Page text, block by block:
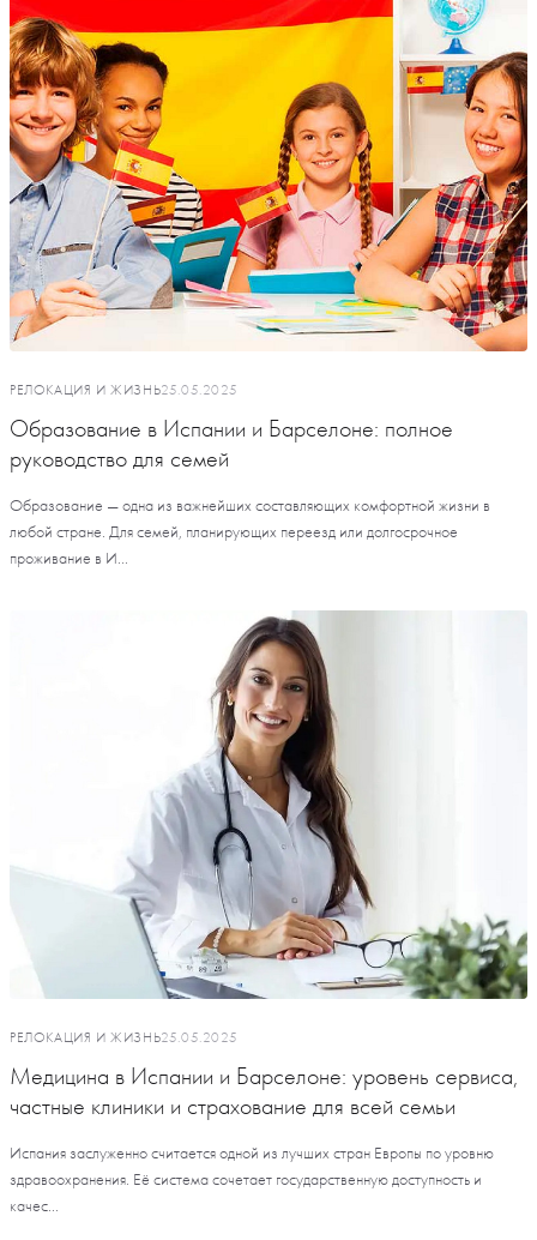
РЕЛОКАЦИЯ И ЖИЗНЬ25.05.2025
Образование в Испании и Барселоне: полное
руководство для семей
Образование — одна из важнейших составляющих комфортной жизни в
любой стране. Для семей, планирующих переезд или долгосрочное
проживание в И...
РЕЛОКАЦИЯ И ЖИЗНЬ25.05.2025
Медицина в Испании и Барселоне: уровень сервиса,
частные клиники и страхование для всей семьи
Испания заслуженно считается одной из лучших стран Европы по уровню
здравоохранения. Её система сочетает государственную доступность и
качес...